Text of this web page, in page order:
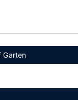
Garten